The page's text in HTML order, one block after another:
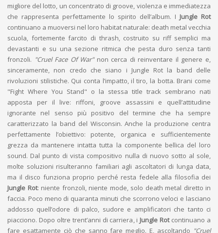
migliore del lotto, un concentrato di groove, violenza e immediatezza
che rappresenta perfettamente lo spirito dell’album. I Jungle Rot
continuano a muoversi nel loro habitat naturale: death metal vecchia
scuola, fortemente farcito di thrash, costruito su riff semplici ma
devastanti e su una sezione ritmica che pesta duro senza tanti
fronzoli. "Cruel Face Of War"non cerca di reinventare il genere e,
sinceramente, non credo che siano i Jungle Rot la band delle
rivoluzioni stilistiche. Qui conta l’impatto, il tiro, la botta. Brani come
"Fight Where You Stand" o la stessa title track sembrano nati
apposta per il live: riffoni, groove assassini e quell’attitudine
ignorante nel senso più positivo del termine che ha sempre
caratterizzato la band del Wisconsin. Anche la produzione centra
perfettamente l’obiettivo: potente, organica e sufficientemente
grezza da mantenere intatta tutta la componente bellica del loro
sound. Dal punto di vista compositivo nulla di nuovo sotto al sole,
molte soluzioni risulteranno familiari agli ascoltatori di lunga data,
ma il disco funziona proprio perché resta fedele alla filosofia dei
Jungle Rot: niente fronzoli, niente mode, solo death metal diretto in
faccia. Poco meno di quaranta minuti che scorrono veloci e lasciano
addosso quell’odore di palco, sudore e amplificatori che tanto ci
piacciono. Dopo oltre trent’anni di carriera, i Jungle Rotcontinuano a
fare esattamente ciò che sanno fare meglio. E, ascoltando "Cruel